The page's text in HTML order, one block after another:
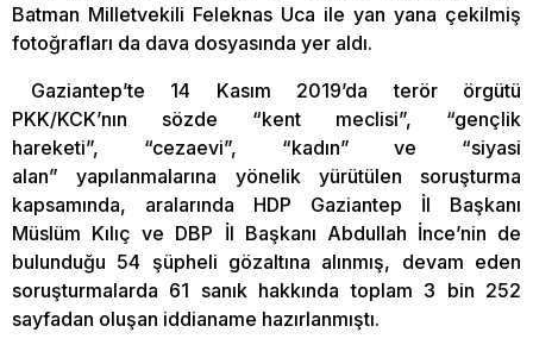
Batman Milletvekili Feleknas Uca ile yan yana çekilmiş
fotoğrafları da dava dosyasında yer aldı.
Gaziantep’te 14 Kasım 2019’da terör örgütü
PKK/KCK’nın sözde “kent meclisi”, “gençlik
hareketi”, “cezaevi”, “kadın” ve “siyasi
alan” yapılanmalarına yönelik yürütülen soruşturma
kapsamında, aralarında HDP Gaziantep İl Başkanı
Müslüm Kılıç ve DBP İl Başkanı Abdullah İnce’nin de
bulunduğu 54 şüpheli gözaltına alınmış, devam eden
soruşturmalarda 61 sanık hakkında toplam 3 bin 252
sayfadan oluşan iddianame hazırlanmıştı.